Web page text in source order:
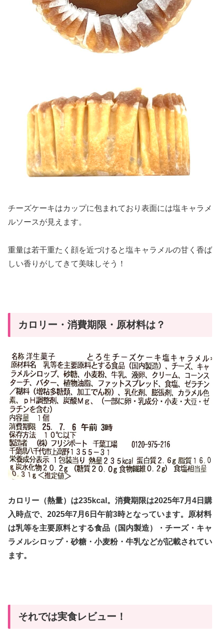
チーズケーキはカップに包まれており表面には塩キャラメ
ルソースが見えます。
重量は若干重たく顔を近づけると塩キャラメルの甘く香ば
しい香りがしてきて美味しそう！
カロリー・消費期限・原材料は？
カロリー（熱量）は235kcal。消費期限は2025年7月4日購
入時点で、2025年7月6日午前3時となっています。原材料
は乳等を主要原料とする食品（国内製造）・チーズ・キャ
ラメルシロップ・砂糖・小麦粉・牛乳などが記載されてい
ます。
それでは実食レビュー！